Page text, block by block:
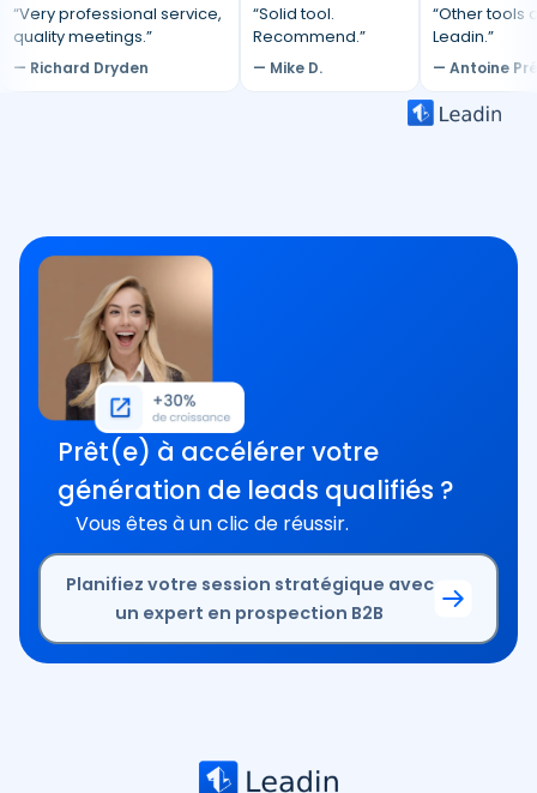
“Very professional service,
quality meetings.”
— Richard Dryden
“Solid tool.
Recommend.”
— Mike D.
“Other tools
Leadin.”
— Antoine
Prêt(e) à accélérer votre
génération de leads qualifiés ?
Vous êtes à un clic de réussir.
Planifiez votre session stratégique avec
un expert en prospection B2B